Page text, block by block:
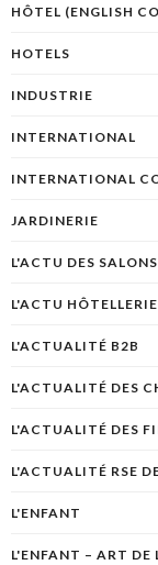
HÔTEL (ENGLISH
HOTELS
INDUSTRIE
INTERNATIONAL
INTERNATIONAL
JARDINERIE
L'ACTU DES
L'ACTU HÔTELLERIE
L'ACTUALITÉ B2B
L'ACTUALITÉ DES
L'ACTUALITÉ DES
L'ACTUALITÉ RSE
L'ENFANT
L'ENFANT – ART DE